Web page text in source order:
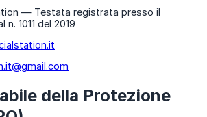
— Testata registrata presso il
n. 1011 del 2019
della Protezione